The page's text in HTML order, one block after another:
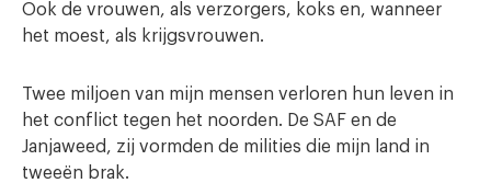
Ook de vrouwen, als verzorgers, koks en, wanneer
het moest, als krijgsvrouwen.
Twee miljoen van mijn mensen verloren hun leven in
het conflict tegen het noorden. De SAF en de
Janjaweed, zij vormden de milities die mijn land in
tweeën brak.